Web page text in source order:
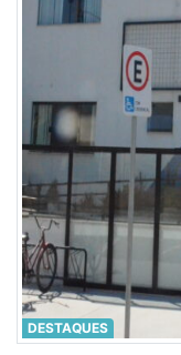
DESTAQUES